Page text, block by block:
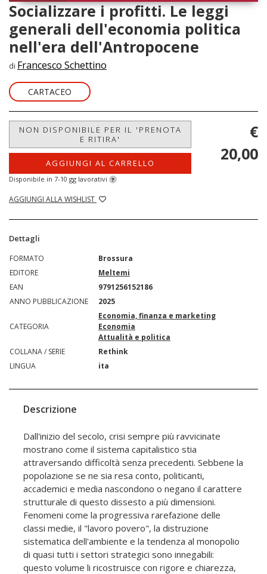
Socializzare i profitti. Le leggi
generali dell'economia politica
nell'era dell'Antropocene
di Francesco Schettino
CARTACEO
NON DISPONIBILE PER IL 'PRENOTA
E RITIRA'
AGGIUNGI AL CARRELLO
Disponibile in 7-10 gg lavorativi ?
AGGIUNGI ALLA WISHLIST
€
20,00
Dettagli
FORMATO
Brossura
EDITORE
Meltemi
EAN
9791256152186
ANNO PUBBLICAZIONE
2025
CATEGORIA
Economia, finanza e marketing
Economia
Attualità e politica
COLLANA / SERIE
Rethink
LINGUA
ita
Descrizione
Dall'inizio del secolo, crisi sempre più ravvicinate
mostrano come il sistema capitalistico stia
attraversando difficoltà senza precedenti. Sebbene la
popolazione se ne sia resa conto, politicanti,
accademici e media nascondono o negano il carattere
strutturale di questo dissesto a più dimensioni.
Fenomeni come la progressiva rarefazione delle
classi medie, il "lavoro povero", la distruzione
sistematica dell'ambiente e la tendenza al monopolio
di quasi tutti i settori strategici sono innegabili:
questo volume li ricostruisce con rigore e chiarezza,